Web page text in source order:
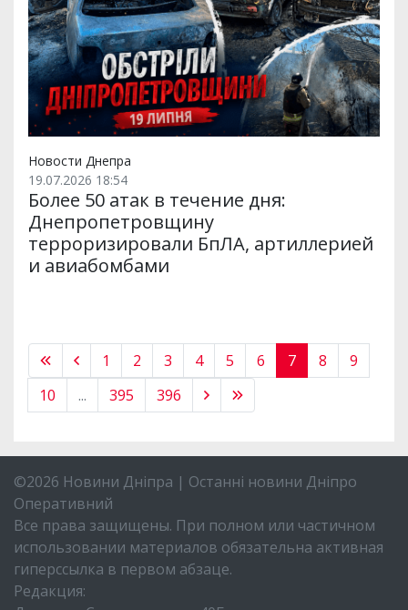
Новости Днепра
19.07.2026 18:54
Более 50 атак в течение дня:
Днепропетровщину
терроризировали БпЛА, артиллерией
и авиабомбами
1 2 3 4 5 6 7 8
9
10
... 395 396
©2026 Новини Дніпра | Останні новини Дніпро
Оперативний
Все права защищены. При полном или частичном
использовании материалов обязательна активная
гиперссылка в первом абзаце.
Редакция: